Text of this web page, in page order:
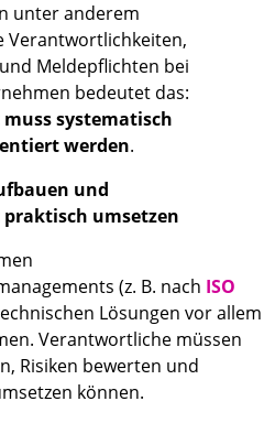
unter anderem
Verantwortlichkeiten,
Meldepflichten bei
bedeutet das:
systematisch
werden.
und
umsetzen
(z. B. nach ISO
Lösungen vor allem
Verantwortliche müssen
Risiken bewerten und
können.